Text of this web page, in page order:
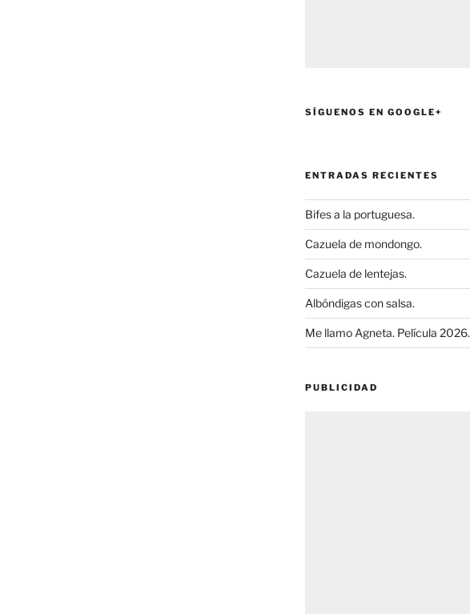
SÍGUENOS EN GOOGLE+
ENTRADAS RECIENTES
Bifes a la portuguesa.
Cazuela de mondongo.
Cazuela de lentejas.
Albóndigas con salsa.
Me llamo Agneta. Película 2026.
PUBLICIDAD